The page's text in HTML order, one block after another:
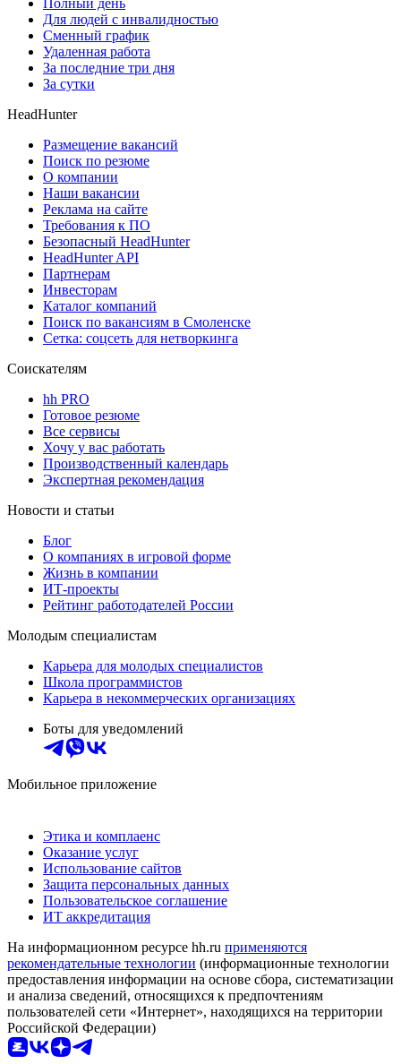
Полный день
Для людей с инвалидностью
Сменный график
Удаленная работа
За последние три дня
За сутки
HeadHunter
Размещение вакансий
Поиск по резюме
О компании
Наши вакансии
Реклама на сайте
Требования к ПО
Безопасный HeadHunter
HeadHunter API
Партнерам
Инвесторам
Каталог компаний
Поиск по вакансиям в Смоленске
Сетка: соцсеть для нетворкинга
Соискателям
hh PRO
Готовое резюме
Все сервисы
Хочу у вас работать
Производственный календарь
Экспертная рекомендация
Новости и статьи
Блог
О компаниях в игровой форме
Жизнь в компании
ИТ-проекты
Рейтинг работодателей России
Молодым специалистам
Карьера для молодых специалистов
Школа программистов
Карьера в некоммерческих организациях
Боты для уведомлений
Мобильное приложение
Этика и комплаенс
Оказание услуг
Использование сайтов
Защита персональных данных
Пользовательское соглашение
ИТ аккредитация
На информационном ресурсе hh.ru применяются
рекомендательные технологии (информационные технологии
предоставления информации на основе сбора, систематизации
и анализа сведений, относящихся к предпочтениям
пользователей сети «Интернет», находящихся на территории
Российской Федерации)